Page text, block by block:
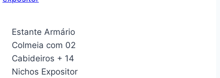
PARA
GELADEIRA
E
FORNO,
ORGANIZADOR
Estante Armário
Colmeia com 02
Cabideiros + 14
Nichos Expositor